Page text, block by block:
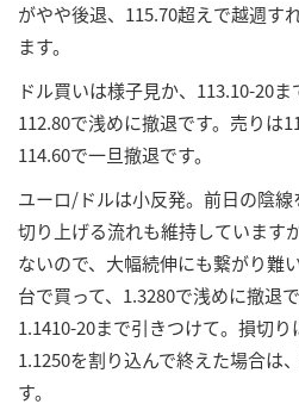
がやや後退、115.70超えで越週す
ます。
ドル買いは様子見か、113.10-20
112.80で浅めに撤退です。売りは
114.60で一旦撤退です。
ユーロ/ドルは小反発。前日の陰
切り上げる流れも維持しています
ないので、大幅続伸にも繋がり難
台で買って、1.3280で浅めに撤退
1.1410-20まで引きつけて。損切り
1.1250を割り込んで終えた場合は
す。